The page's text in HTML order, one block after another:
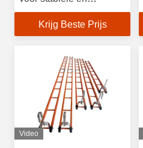
draagbare prestaties
Krijg Beste Prijs
Video